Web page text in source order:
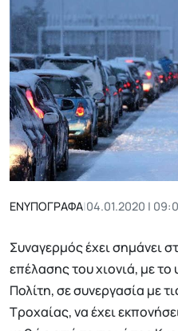
ΕΝΥΠΟΓΡΑΦΑ|04.01.2020 |
Συναγερμός έχει σημάνει
επέλασης του χιονιά, με
Πολίτη, σε συνεργασία με
Τροχαίας, να έχει